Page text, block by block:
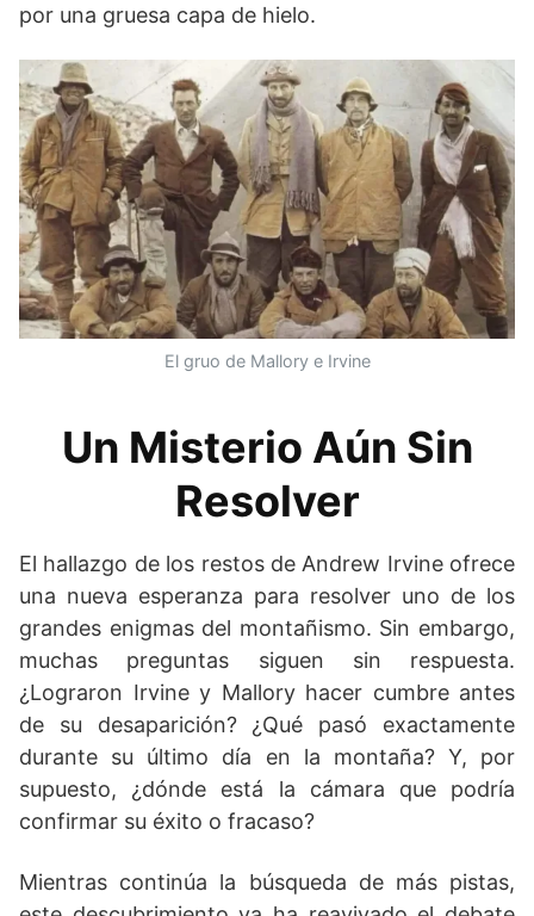
por una gruesa capa de hielo.
El gruo de Mallory e Irvine
Un Misterio Aún Sin
Resolver
El hallazgo de los restos de Andrew Irvine ofrece
una nueva esperanza para resolver uno de los
grandes enigmas del montañismo. Sin embargo,
muchas preguntas siguen sin respuesta.
¿Lograron Irvine y Mallory hacer cumbre antes
de su desaparición? ¿Qué pasó exactamente
durante su último día en la montaña? Y, por
supuesto, ¿dónde está la cámara que podría
confirmar su éxito o fracaso?
Mientras continúa la búsqueda de más pistas,